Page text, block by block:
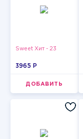
Sweet Хит - 23
3965 P
ДОБАВИТЬ